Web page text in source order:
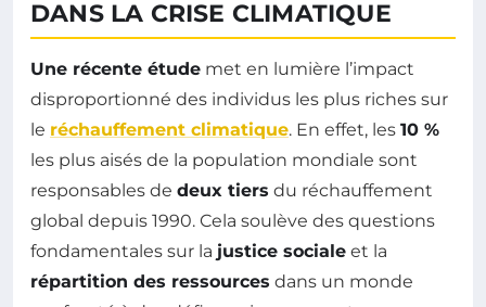
DANS LA CRISE CLIMATIQUE
Une récente étude met en lumière l’impact
disproportionné des individus les plus riches sur
le réchauffement climatique. En effet, les 10 %
les plus aisés de la population mondiale sont
responsables de deux tiers du réchauffement
global depuis 1990. Cela soulève des questions
fondamentales sur la justice sociale et la
répartition des ressources dans un monde